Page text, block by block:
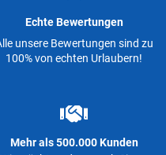
Echte Bewertungen
unsere Bewertungen sind zu
100% von echten Urlaubern!
Mehr als 500.000 Kunden